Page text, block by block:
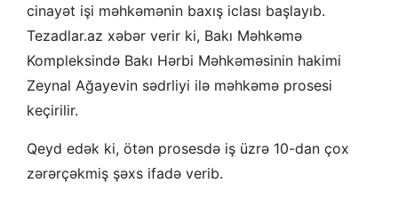
cinayət işi məhkəmənin baxış iclası başlayıb.
Tezadlar.az xəbər verir ki, Bakı Məhkəmə
Kompleksində Bakı Hərbi Məhkəməsinin hakimi
Zeynal Ağayevin sədrliyi ilə məhkəmə prosesi
keçirilir.
Qeyd edək ki, ötən prosesdə iş üzrə 10-dan çox
zərərçəkmiş şəxs ifadə verib.